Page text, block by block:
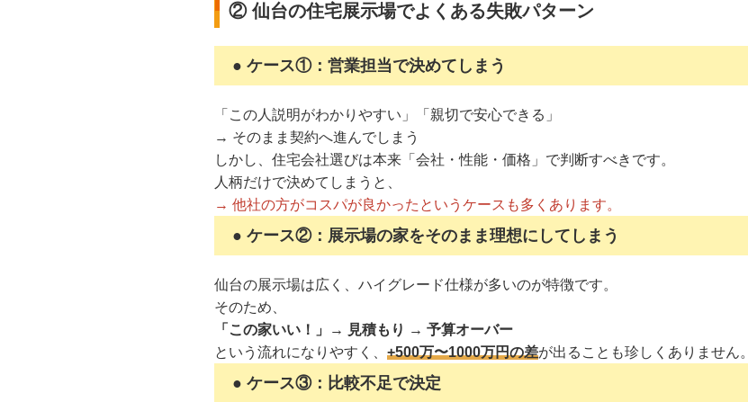
② 仙台の住宅展示場でよくある失敗パターン
● ケース①：営業担当で決めてしまう
「この人説明がわかりやすい」「親切で安心できる」
→ そのまま契約へ進んでしまう
しかし、住宅会社選びは本来「会社・性能・価格」で判断すべきです。
人柄だけで決めてしまうと、
→ 他社の方がコスパが良かったというケースも多くあります。
● ケース②：展示場の家をそのまま理想にしてしまう
仙台の展示場は広く、ハイグレード仕様が多いのが特徴です。
そのため、
「この家いい！」→ 見積もり → 予算オーバー
という流れになりやすく、 +500万〜1000万円の差が出ることも珍しくありません。
● ケース③：比較不足で決定